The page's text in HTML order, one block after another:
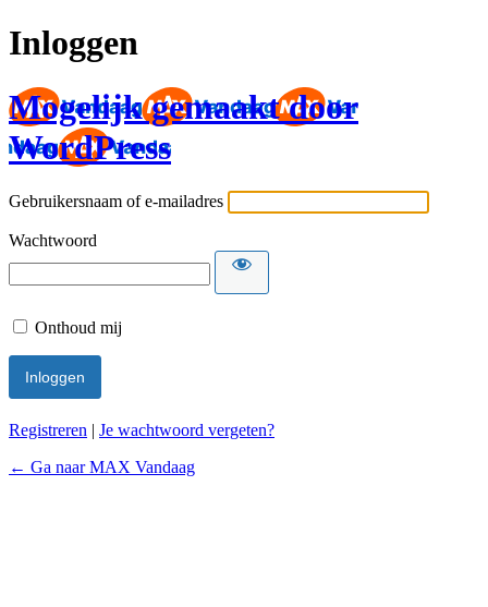
Inloggen
Mogelijk gemaakt door
WordPress
Gebruikersnaam of e-mailadres
Wachtwoord
Onthoud mij
Registreren | Je wachtwoord vergeten?
← Ga naar MAX Vandaag